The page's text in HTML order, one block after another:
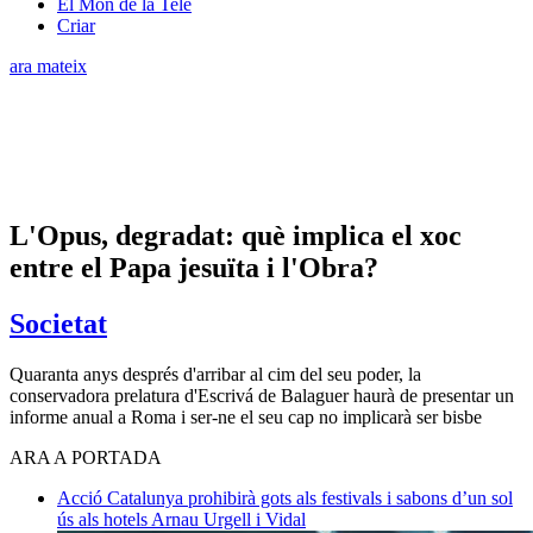
Criar
ara mateix
L'Opus, degradat: què implica el xoc
entre el Papa jesuïta i l'Obra?
Societat
Quaranta anys després d'arribar al cim del seu poder, la
conservadora prelatura d'Escrivá de Balaguer haurà de presentar un
informe anual a Roma i ser-ne el seu cap no implicarà ser bisbe
ARA A PORTADA
Acció Catalunya prohibirà gots als festivals i sabons d’un sol
ús als hotels Arnau Urgell i Vidal